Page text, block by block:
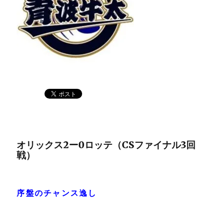
オリックス2ー0ロッテ（CSファイナル3回
戦）
序盤のチャンス逸し